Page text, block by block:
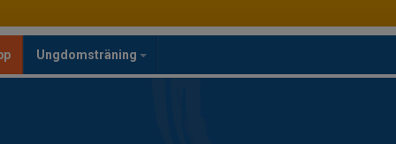
Ungdomsträning